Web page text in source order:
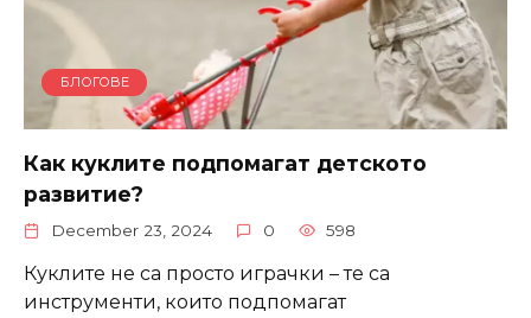
БЛОГОВЕ
Как куклите подпомагат детското
развитие?
December 23, 2024 0 598
Куклите не са просто играчки – те са
инструменти, които подпомагат